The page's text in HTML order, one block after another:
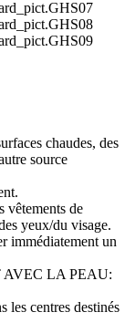
chaudes, des
source
vêtements de
yeux/du visage.
immédiatement un
AVEC LA PEAU:
les centres destinés